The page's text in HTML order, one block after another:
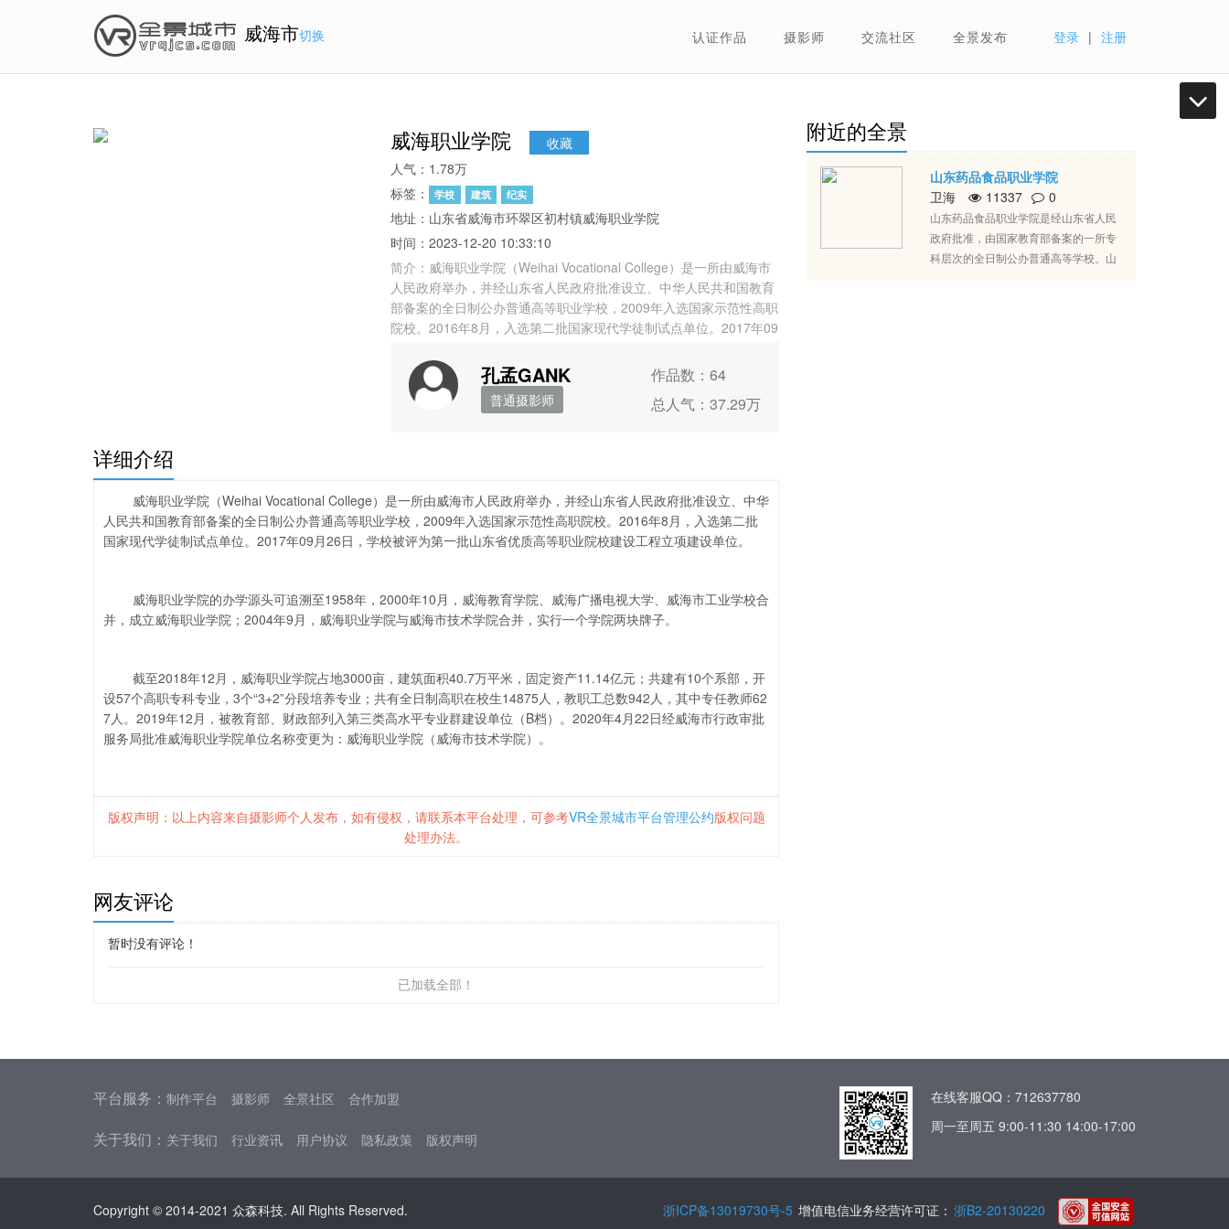
威海市切换 登录 | 注册
认证作品 摄影师 交流社区 全景发布
威海职业学院
收藏
人气：1.78万
标签：
学校 建筑 纪实
地址：山东省威海市环翠区初村镇威海职业学院
时间：2023-12-20 10:33:10
简介：威海职业学院（Weihai Vocational College）是一所由威海市
人民政府举办，并经山东省人民政府批准设立、中华人民共和国教育
部备案的全日制公办普通高等职业学校，2009年入选国家示范性高职
院校。2016年8月，入选第二批国家现代学徒制试点单位。2017年09
设单位。威海职业学院的办学源头可追溯至1958年，2000年10月，
威海教育学院、威海广播电视大学、威海市工业学校合并，成立威海
职业学院；2004年9月，威海职业学院与威海市技术学院合并，实行
孔孟GANK
普通摄影师
作品数：64
总人气：37.29万
详细介绍
威海职业学院（Weihai Vocational College）是一所由威海市人民政府举办，并经山东省人民政府批准设立、中华
人民共和国教育部备案的全日制公办普通高等职业学校，2009年入选国家示范性高职院校。2016年8月，入选第二批
国家现代学徒制试点单位。2017年09月26日，学校被评为第一批山东省优质高等职业院校建设工程立项建设单位。
威海职业学院的办学源头可追溯至1958年，2000年10月，威海教育学院、威海广播电视大学、威海市工业学校合
并，成立威海职业学院；2004年9月，威海职业学院与威海市技术学院合并，实行一个学院两块牌子。
截至2018年12月，威海职业学院占地3000亩，建筑面积40.7万平米，固定资产11.14亿元；共建有10个系部，开
设57个高职专科专业，3个“3+2”分段培养专业；共有全日制高职在校生14875人，教职工总数942人，其中专任教师62
7人。2019年12月，被教育部、财政部列入第三类高水平专业群建设单位（B档）。2020年4月22日经威海市行政审批
服务局批准威海职业学院单位名称变更为：威海职业学院（威海市技术学院）。
版权声明：以上内容来自摄影师个人发布，如有侵权，请联系本平台处理，可参考VR全景城市平台管理公约版权问题
处理办法。
网友评论
暂时没有评论！
已加载全部！
附近的全景
山东药品食品职业学院
卫海
11337 0
山东药品食品职业学院是经山东省人民
政府批准，由国家教育部备案的一所专
科层次的全日制公办普通高等学校。山
平台服务： 制作平台 摄影师 全景社区 合作加盟
关于我们： 关于我们 行业资讯 用户协议 隐私政策 版权声明
在线客服QQ：712637780
周一至周五 9:00-11:30 14:00-17:00
Copyright © 2014-2021 众森科技. All Rights Reserved. 浙ICP备13019730号-5 增值电信业务经营许可证： 浙B2-20130220